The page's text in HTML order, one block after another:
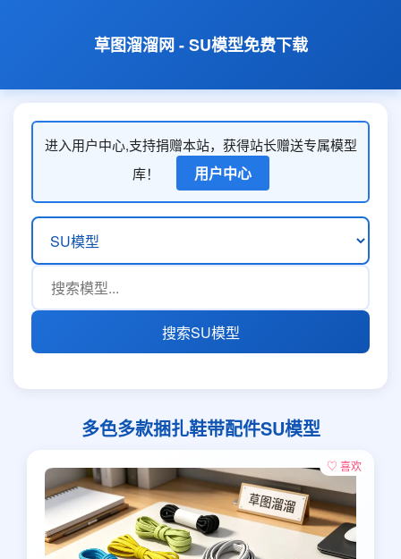
草图溜溜网 - SU模型免费下载
进入用户中心,支持捐赠本站，获得站长赠送专属模型
库！
用户中心
搜索SU模型
多色多款捆扎鞋带配件SU模型
♡ 喜欢